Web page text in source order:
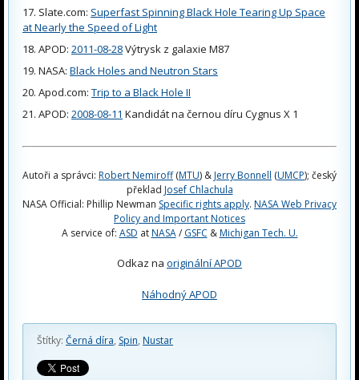
Slate.com: Superfast Spinning Black Hole Tearing Up Space
at Nearly the Speed of Light
APOD: 2011-08-28Výtrysk z galaxie M87
NASA: Black Holes and Neutron Stars
Apod.com: Trip to a Black Hole II
APOD: 2008-08-11 Kandidát na černou díru Cygnus X 1
Autoři a správci: Robert Nemiroff(MTU) &Jerry Bonnell (UMCP); český
překlad Josef Chlachula
NASA Official: Phillip Newman Specific rights apply. NASA Web Privacy
Policy and Important Notices
A service of: ASD atNASA/ GSFC &Michigan Tech. U.
Odkaz na originální APOD
Náhodný APOD
Štítky: Černá díra, Spin, Nustar